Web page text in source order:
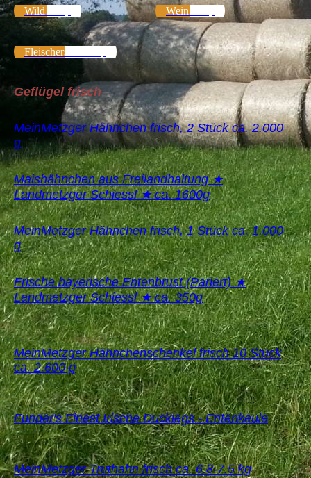
Wild Shop Wein Shop
Fleischersatz Shop
Geflügel frisch
MeinMetzger Hähnchen frisch, 2 Stück ca. 2.000
g
Maishähnchen aus Freilandhaltung ★
Landmetzger Schiessl ★ ca. 1600g
MeinMetzger Hähnchen frisch, 1 Stück ca. 1.000
g
Frische bayerische Entenbrust (Pariert) ★
Landmetzger Schiessl ★ ca. 350g
MeinMetzger Hähnchenschenkel frisch 10 Stück
ca. 2.600 g
Funder's Finest Irische Ducklegs - Entenkeule
MeinMetzger Truthahn frisch ca. 6.8-7.5 kg